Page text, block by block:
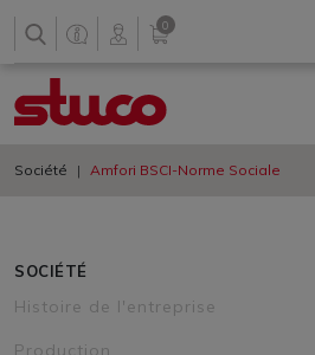
0
Société Amfori BSCI-Norme Sociale
SOCIÉTÉ
Histoire de l'entreprise
Production